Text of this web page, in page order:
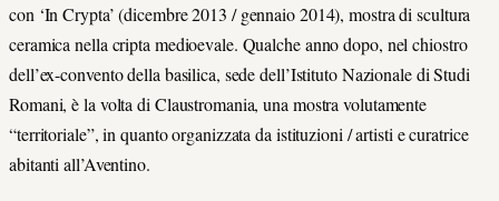
con ‘In Crypta’ (dicembre 2013 / gennaio 2014), mostra di scultura
ceramica nella cripta medioevale. Qualche anno dopo, nel chiostro
dell’ex-convento della basilica, sede dell’Istituto Nazionale di Studi
Romani, è la volta di Claustromania, una mostra volutamente
“territoriale”, in quanto organizzata da istituzioni / artisti e curatrice
abitanti all’Aventino.